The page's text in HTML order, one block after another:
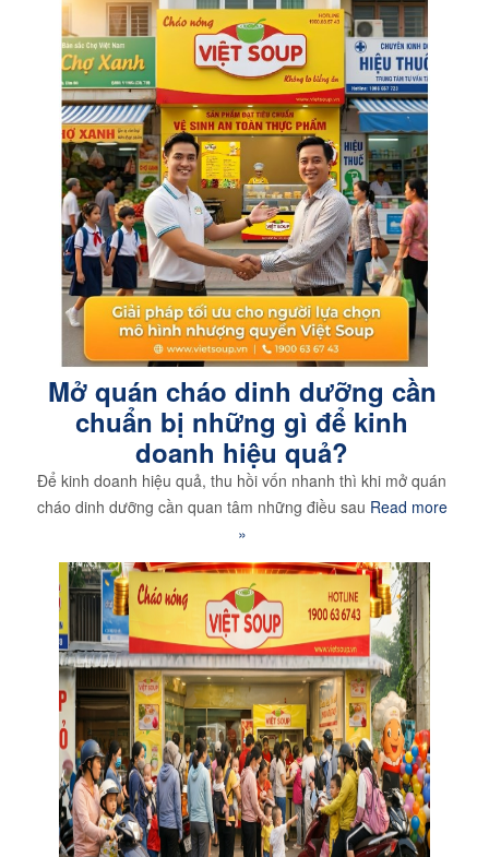
Mở quán cháo dinh dưỡng cần
chuẩn bị những gì để kinh
doanh hiệu quả?
Để kinh doanh hiệu quả, thu hồi vốn nhanh thì khi mở quán
cháo dinh dưỡng cần quan tâm những điều sau Read more
»